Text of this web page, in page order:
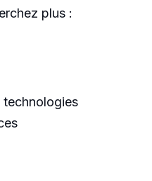
plus :
technologies